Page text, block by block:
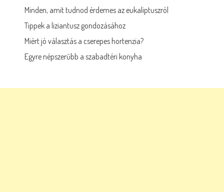
Minden, amit tudnod érdemes az eukaliptuszról
Tippek a liziantusz gondozásához
Miért jó választás a cserepes hortenzia?
Egyre népszerűbb a szabadtéri konyha